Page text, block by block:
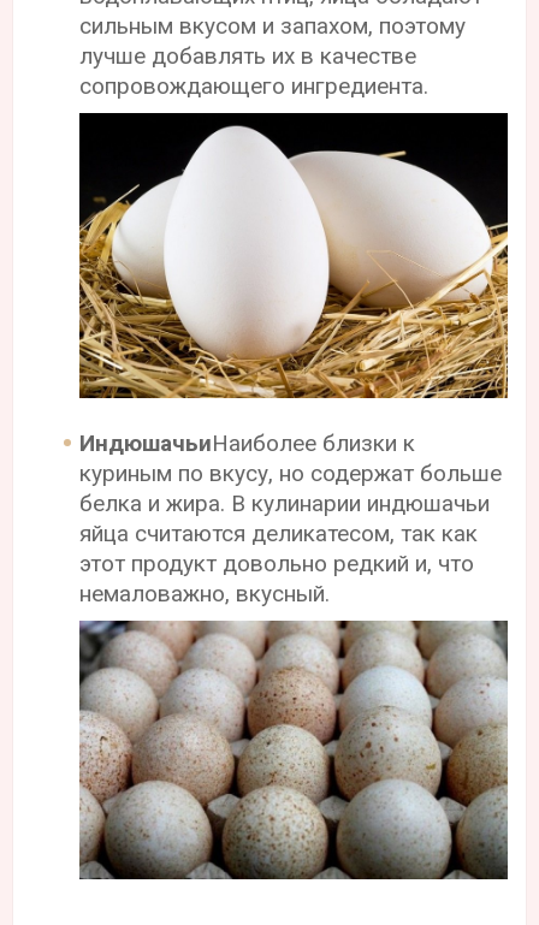
сильным вкусом и запахом, поэтому
лучше добавлять их в качестве
сопровождающего ингредиента.
ИндюшачьиНаиболее близки к
куриным по вкусу, но содержат больше
белка и жира. В кулинарии индюшачьи
яйца считаются деликатесом, так как
этот продукт довольно редкий и, что
немаловажно, вкусный.